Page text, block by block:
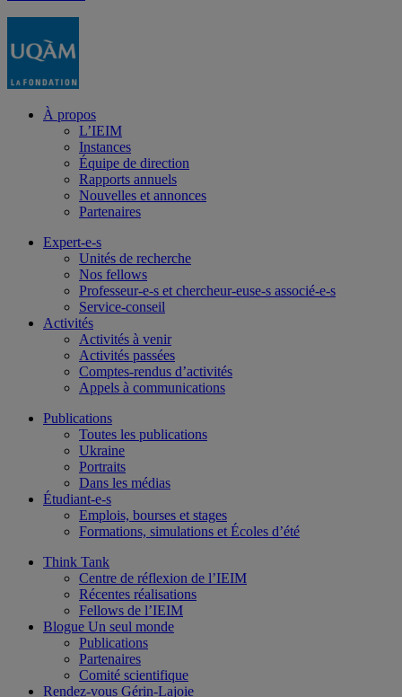
À propos
L’IEIM
Instances
Équipe de direction
Rapports annuels
Nouvelles et annonces
Partenaires
Expert-e-s
Unités de recherche
Nos fellows
Professeur-e-s et chercheur-euse-s associé-e-s
Service-conseil
Activités
Activités à venir
Activités passées
Comptes-rendus d’activités
Appels à communications
Publications
Toutes les publications
Ukraine
Portraits
Dans les médias
Étudiant-e-s
Emplois, bourses et stages
Formations, simulations et Écoles d’été
Think Tank
Centre de réflexion de l’IEIM
Récentes réalisations
Fellows de l’IEIM
Blogue Un seul monde
Publications
Partenaires
Comité scientifique
Rendez-vous Gérin-Lajoie